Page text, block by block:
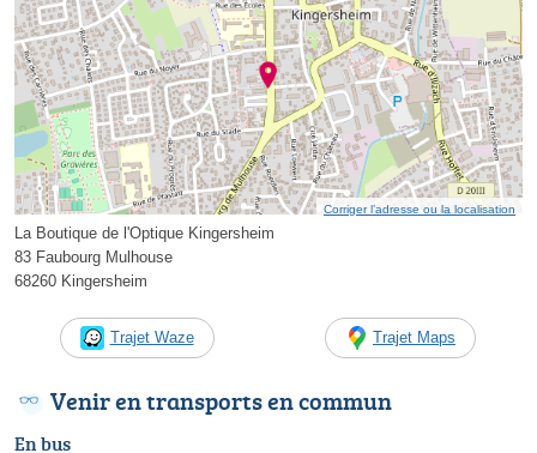
Corriger l’adresse ou la localisation
La Boutique de l'Optique Kingersheim
83 Faubourg Mulhouse
68260 Kingersheim
Trajet Waze Trajet Maps
Venir en transports en commun
En bus